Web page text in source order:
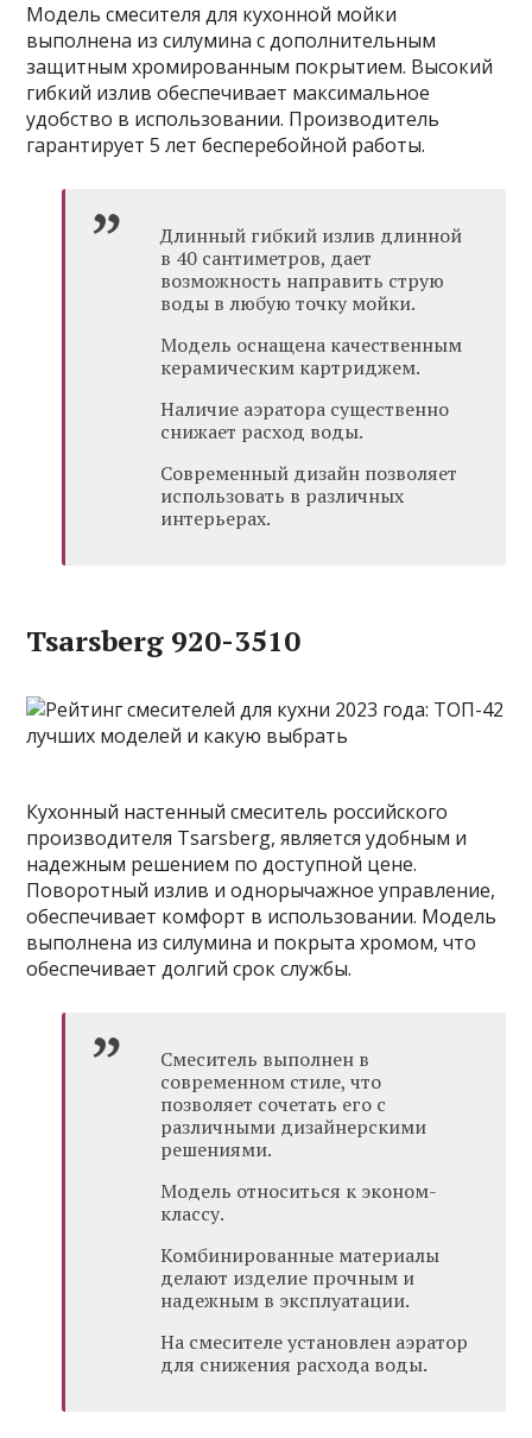
Модель смесителя для кухонной мойки
выполнена из силумина с дополнительным
защитным хромированным покрытием. Высокий
гибкий излив обеспечивает максимальное
удобство в использовании. Производитель
гарантирует 5 лет бесперебойной работы.
Длинный гибкий излив длинной
в 40 сантиметров, дает
возможность направить струю
воды в любую точку мойки.
Модель оснащена качественным
керамическим картриджем.
Наличие аэратора существенно
снижает расход воды.
Современный дизайн позволяет
использовать в различных
интерьерах.
Tsarsberg 920-3510
Кухонный настенный смеситель российского
производителя Tsarsberg, является удобным и
надежным решением по доступной цене.
Поворотный излив и однорычажное управление,
обеспечивает комфорт в использовании. Модель
выполнена из силумина и покрыта хромом, что
обеспечивает долгий срок службы.
Смеситель выполнен в
современном стиле, что
позволяет сочетать его с
различными дизайнерскими
решениями.
Модель относиться к эконом-
классу.
Комбинированные материалы
делают изделие прочным и
надежным в эксплуатации.
На смесителе установлен аэратор
для снижения расхода воды.